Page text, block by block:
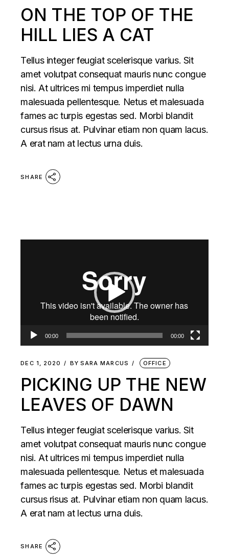
ON THE TOP OF THE
HILL LIES A CAT
Tellus integer feugiat scelerisque varius. Sit
amet volutpat consequat mauris nunc congue
nisi. At ultrices mi tempus imperdiet nulla
malesuada pellentesque. Netus et malesuada
fames ac turpis egestas sed. Morbi blandit
cursus risus at. Pulvinar etiam non quam lacus.
A erat nam at lectus urna duis.
SHARE
00:00 00:00
DEC 1, 2020 BY SARA MARCUS OFFICE
PICKING UP THE NEW
LEAVES OF DAWN
Tellus integer feugiat scelerisque varius. Sit
amet volutpat consequat mauris nunc congue
nisi. At ultrices mi tempus imperdiet nulla
malesuada pellentesque. Netus et malesuada
fames ac turpis egestas sed. Morbi blandit
cursus risus at. Pulvinar etiam non quam lacus.
A erat nam at lectus urna duis.
SHARE